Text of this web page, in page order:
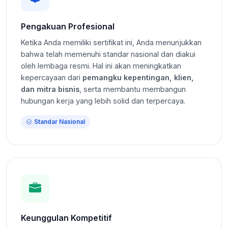
Pengakuan Profesional
Ketika Anda memiliki sertifikat ini, Anda menunjukkan
bahwa telah memenuhi standar nasional dan diakui
oleh lembaga resmi. Hal ini akan meningkatkan
kepercayaan dari pemangku kepentingan, klien,
dan mitra bisnis, serta membantu membangun
hubungan kerja yang lebih solid dan terpercaya.
Standar Nasional
Keunggulan Kompetitif